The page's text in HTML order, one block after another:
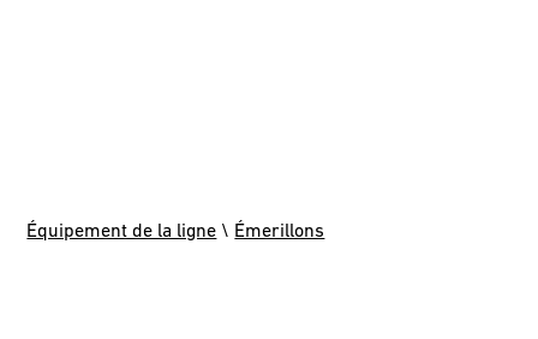
Équipement de la ligne \ Émerillons